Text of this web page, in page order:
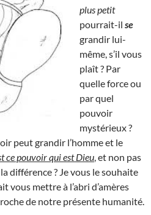
plus petit
pourrait-il se
grandir lui-
même, s’il vous
plaît ? Par
quelle force ou
par quel
pouvoir
mystérieux ?
peut grandir l’homme et le
ce pouvoir qui est Dieu , et non pas
différence ? Je vous le souhaite
vous mettre à l’abri d’amères
de notre présente humanité.